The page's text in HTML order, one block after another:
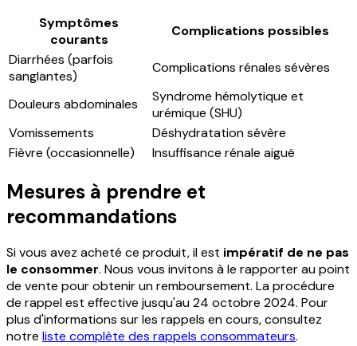
Symptômes
courants
Complications possibles
Diarrhées (parfois
sanglantes)
Complications rénales sévères
Douleurs abdominales
Syndrome hémolytique et
urémique (SHU)
Vomissements
Déshydratation sévère
Fièvre (occasionnelle)
Insuffisance rénale aiguë
Mesures à prendre et
recommandations
Si vous avez acheté ce produit, il est impératif de ne pas
le consommer. Nous vous invitons à le rapporter au point
de vente pour obtenir un remboursement. La procédure
de rappel est effective jusqu'au 24 octobre 2024. Pour
plus d'informations sur les rappels en cours, consultez
notre liste complète des rappels consommateurs.